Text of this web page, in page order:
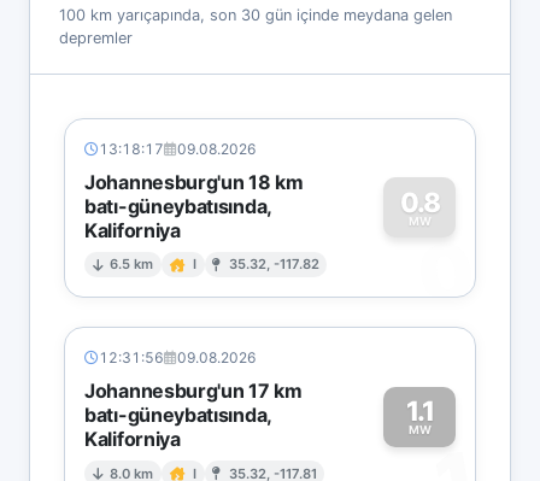
100 km yarıçapında, son 30 gün içinde meydana gelen
depremler
13:18:17 09.08.2026
Johannesburg'un 18 km
batı-güneybatısında,
Kaliforniya
6.5 km I 35.32, -117.82
0.8
MW
0
12:31:56 09.08.2026
Johannesburg'un 17 km
batı-güneybatısında,
Kaliforniya
8.0 km I 35.32, -117.81
1.1
MW